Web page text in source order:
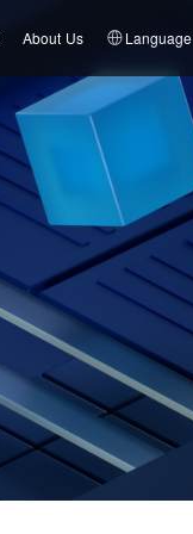
About Us Language